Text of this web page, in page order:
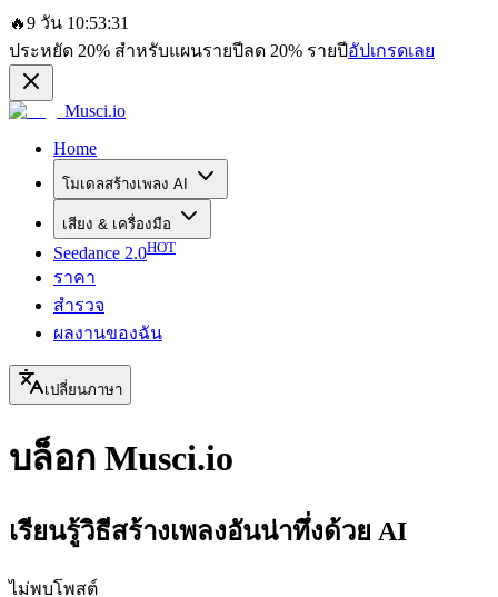
🔥9 วัน 10:53:31
ประหยัด 20% สำหรับแผนรายปีลด 20% รายปีอัปเกรดเลย
Musci.io
Home
โมเดลสร้างเพลง AI
เสียง & เครื่องมือ
Seedance 2.0HOT
ราคา
สำรวจ
ผลงานของฉัน
เปลี่ยนภาษา
บล็อก Musci.io
เรียนรู้วิธีสร้างเพลงอันน่าทึ่งด้วย AI
ไม่พบโพสต์